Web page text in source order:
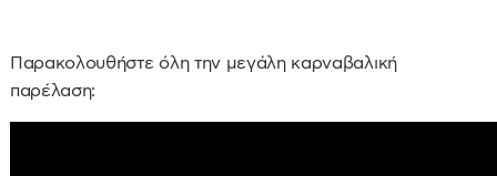
Παρακολουθήστε όλη την μεγάλη καρναβαλική
παρέλαση: